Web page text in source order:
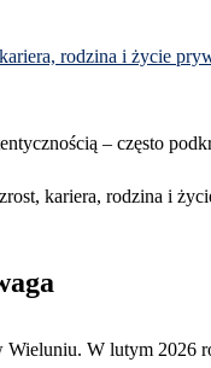
rodzina i życie
– często
Wieluniu. W lutym 2026